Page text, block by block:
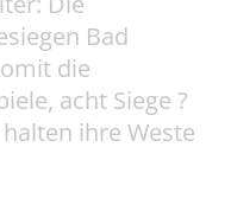
Bad
die
acht Siege ?
ihre Weste